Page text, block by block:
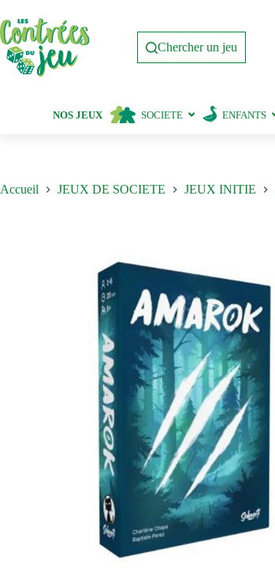
au
contenu
Chercher un jeu
NOS JEUX SOCIETE ENFANTS
Accueil JEUX DE SOCIETE JEUX INITIE